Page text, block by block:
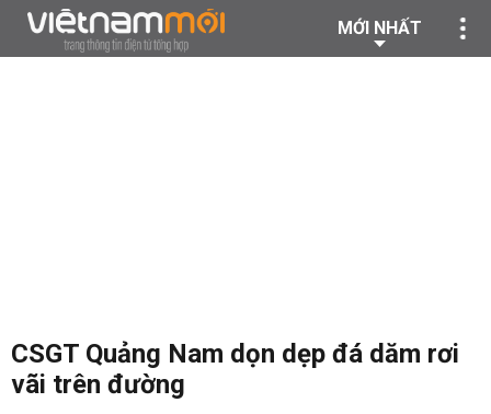
MỚI NHẤT
CSGT Quảng Nam dọn dẹp đá dăm rơi
vãi trên đường